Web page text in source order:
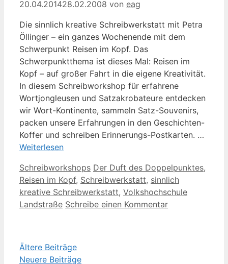
20.04.201428.02.2008 von eag
Die sinnlich kreative Schreibwerkstatt mit Petra
Öllinger – ein ganzes Wochenende mit dem
Schwerpunkt Reisen im Kopf. Das
Schwerpunktthema ist dieses Mal: Reisen im
Kopf – auf großer Fahrt in die eigene Kreativität.
In diesem Schreibworkshop für erfahrene
Wortjongleusen und Satzakrobateure entdecken
wir Wort-Kontinente, sammeln Satz-Souvenirs,
packen unsere Erfahrungen in den Geschichten-
Koffer und schreiben Erinnerungs-Postkarten. …
Weiterlesen
Kategorien
Schreibworkshops Schlagwörter
Der Duft des Doppelpunktes,
Reisen im Kopf, Schreibwerkstatt, sinnlich
kreative Schreibwerkstatt, Volkshochschule
Landstraße Schreibe einen Kommentar
Ältere Beiträge
Neuere Beiträge